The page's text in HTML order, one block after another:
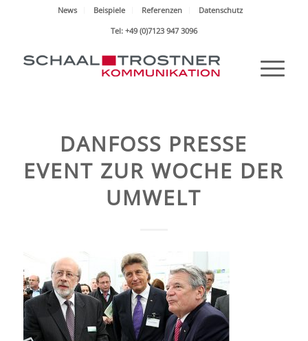
News Beispiele Referenzen
Datenschutz
Tel: +49 (0)7123 947 3096
DANFOSS PRESSE
EVENT ZUR WOCHE DER
UMWELT